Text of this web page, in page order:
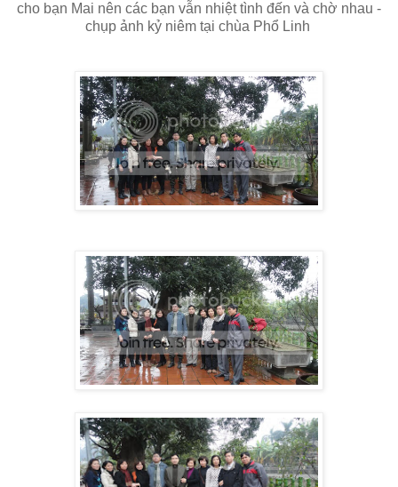
cho bạn Mai nên các bạn vẫn nhiệt tình đến và chờ nhau -
chụp ảnh kỷ niêm tại chùa Phổ Linh